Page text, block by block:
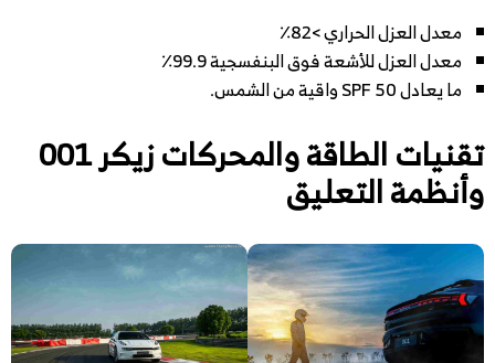
معدل العزل الحراري >82٪
معدل العزل للأشعة فوق البنفسجية 99.9٪
ما يعادل SPF 50 واقية من الشمس.
تقنيات الطاقة والمحركات زيكر 001
وأنظمة التعليق